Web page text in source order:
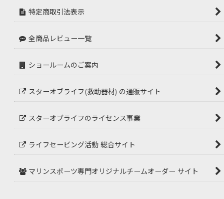
特定商取引法表示
全商品レビュー一覧
ショールームのご案内
スターオブライフ(救助器材) の通販サイト
スターオブライフのライセンス事業
ライフセービング活動 総合サイト
マリンスポーツ専門オリジナルチームオーダー サイト